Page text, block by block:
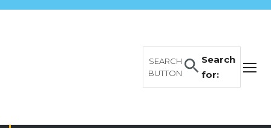
Search
for:
SEARCH
BUTTON